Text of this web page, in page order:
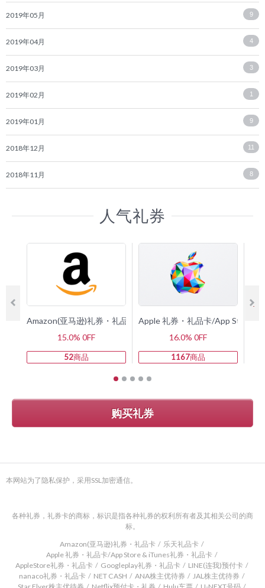
2019年05月 9
2019年04月 4
2019年03月 3
2019年02月 1
2019年01月 9
2018年12月 11
2018年11月 8
人气礼券
Amazon(亚马逊)礼券・礼品卡
15.0% 0FF
52商品
Apple 礼券・礼品卡/App Store &
16.0% 0FF
1167商品
购买礼券
本网站为了隐私保护，采用SSL加密通信。
各种礼券，礼券卡的商标，标识是指各种礼券的权利所有者及其相关公司的商
标。
Amazon(亚马逊)礼券・礼品卡
乐天礼品卡
Apple 礼券・礼品卡/App Store & iTunes礼券・礼品卡
AppleStore礼券・礼品卡
Googleplay礼券・礼品卡
LINE(连我)预付卡
nanaco礼券・礼品卡
NET CASH ANA株主优待券
JAL株主优待券